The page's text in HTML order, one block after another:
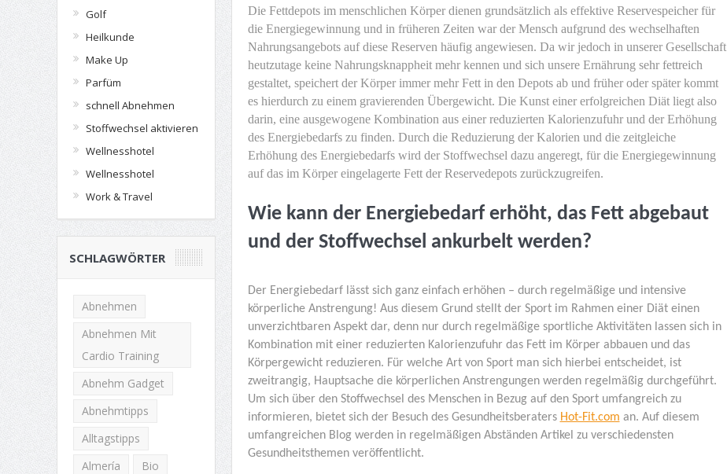
Die Fettdepots im menschlichen Körper dienen grundsätzlich als effektive Reservespeicher für
die Energiegewinnung und in früheren Zeiten war der Mensch aufgrund des wechselhaften
Nahrungsangebots auf diese Reserven häufig angewiesen. Da wir jedoch in unserer Gesellschaft
heutzutage keine Nahrungsknappheit mehr kennen und sich unsere Ernährung sehr fettreich
gestaltet, speichert der Körper immer mehr Fett in den Depots ab und früher oder später kommt
es hierdurch zu einem gravierenden Übergewicht. Die Kunst einer erfolgreichen Diät liegt also
darin, eine ausgewogene Kombination aus einer reduzierten Kalorienzufuhr und der Erhöhung
des Energiebedarfs zu finden. Durch die Reduzierung der Kalorien und die zeitgleiche
Erhöhung des Energiebedarfs wird der Stoffwechsel dazu angeregt, für die Energiegewinnung
auf das im Körper eingelagerte Fett der Reservedepots zurückzugreifen.
Wie kann der Energiebedarf erhöht, das Fett abgebaut
und der Stoffwechsel ankurbelt werden?
Der Energiebedarf lässt sich ganz einfach erhöhen – durch regelmäßige und intensive
körperliche Anstrengung! Aus diesem Grund stellt der Sport im Rahmen einer Diät einen
unverzichtbaren Aspekt dar, denn nur durch regelmäßige sportliche Aktivitäten lassen sich in
Kombination mit einer reduzierten Kalorienzufuhr das Fett im Körper abbauen und das
Körpergewicht reduzieren. Für welche Art von Sport man sich hierbei entscheidet, ist
zweitrangig, Hauptsache die körperlichen Anstrengungen werden regelmäßig durchgeführt.
Um sich über den Stoffwechsel des Menschen in Bezug auf den Sport umfangreich zu
informieren, bietet sich der Besuch des Gesundheitsberaters Hot-Fit.com an. Auf diesem
umfangreichen Blog werden in regelmäßigen Abständen Artikel zu verschiedensten
Gesundheitsthemen veröffentlicht.
Golf
Heilkunde
Make Up
Parfüm
schnell Abnehmen
Stoffwechsel aktivieren
Wellnesshotel
Wellnesshotel
Work & Travel
SCHLAGWÖRTER
Abnehmen
Abnehmen Mit
Cardio Training
Abnehm Gadget
Abnehmtipps
Alltagstipps
Almería
Bio